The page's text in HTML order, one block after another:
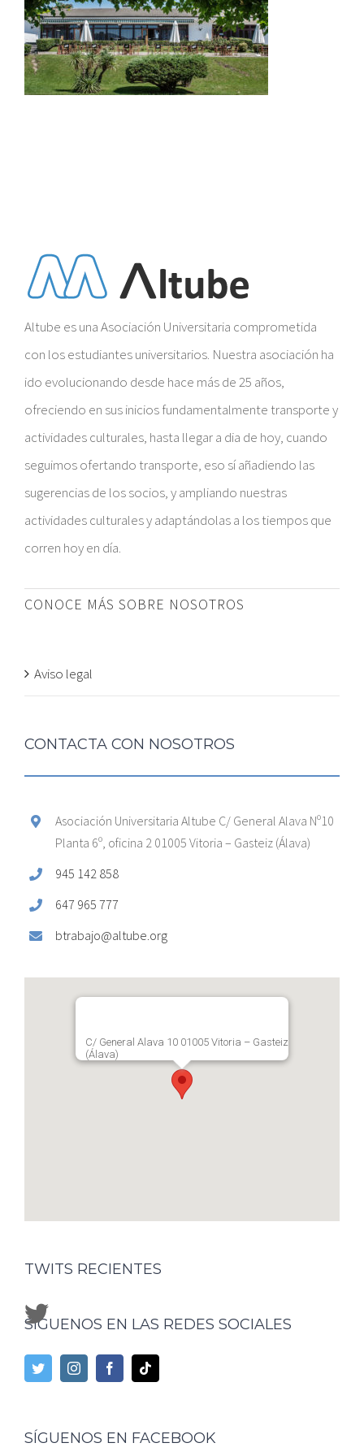
Altube es una Asociación Universitaria comprometida
con los estudiantes universitarios. Nuestra asociación ha
ido evolucionando desde hace más de 25 años,
ofreciendo en sus inicios fundamentalmente transporte y
actividades culturales, hasta llegar a dia de hoy, cuando
seguimos ofertando transporte, eso sí añadiendo las
sugerencias de los socios, y ampliando nuestras
actividades culturales y adaptándolas a los tiempos que
corren hoy en día.
CONOCE MÁS SOBRE NOSOTROS
Aviso legal
CONTACTA CON NOSOTROS
Asociación Universitaria Altube C/ General Alava Nº10
Planta 6º, oficina 2 01005 Vitoria – Gasteiz (Álava)
945 142 858
647 965 777
btrabajo@altube.org
C/ General Alava 10 01005 Vitoria – Gasteiz
(Álava)
TWITS RECIENTES
SÍGUENOS EN LAS REDES SOCIALES
SÍGUENOS EN FACEBOOK